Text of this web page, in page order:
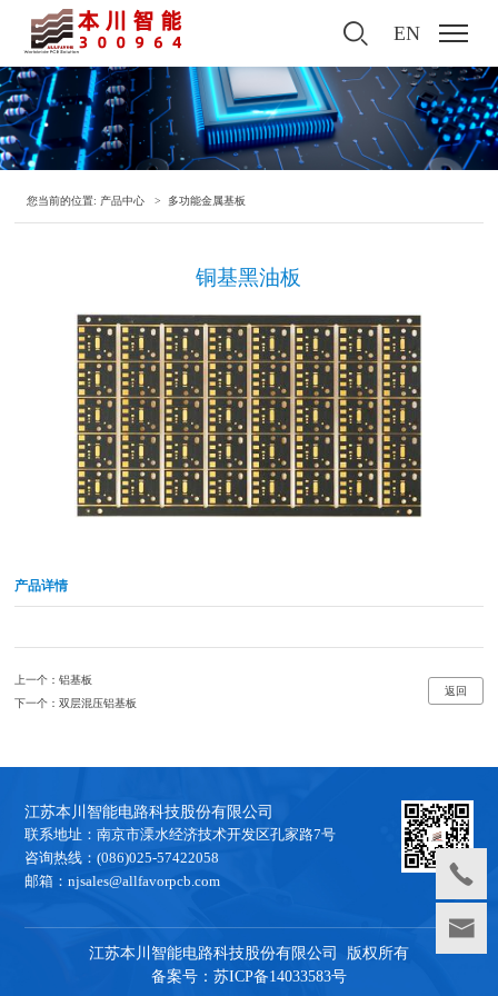
EN
您当前的位置: 产品中心 > 多功能金属基板
铜基黑油板
产品详情
上一个：铝基板
下一个：双层混压铝基板
返回
江苏本川智能电路科技股份有限公司
联系地址：南京市溧水经济技术开发区孔家路7号
咨询热线：(086)025-57422058
邮箱：njsales@allfavorpcb.com
江苏本川智能电路科技股份有限公司 版权所有
备案号：苏ICP备14033583号